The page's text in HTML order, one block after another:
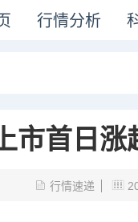
行情分析
市首日
行情速递